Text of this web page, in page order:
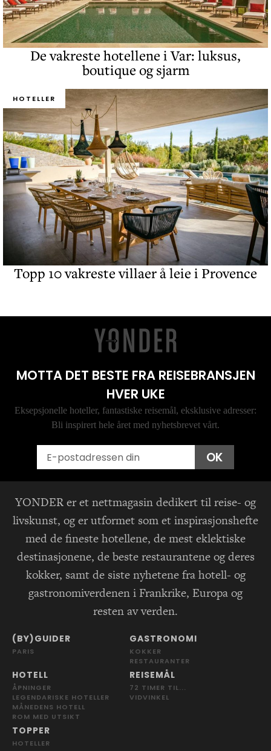
De vakreste hotellene i Var: luksus,
boutique og sjarm
HOTELLER
Topp 10 vakreste villaer å leie i Provence
MOTTA DET BESTE FRA REISEBRANSJEN
HVER UKE
Eksepsjonelle hoteller, fantastiske reisemål, eksklusive adresser:
Bli inspirert hele året med nyhetsbrevet vårt.
OK
YONDER er et nettmagasin dedikert til reise- og
livskunst, og er utformet som et inspirasjonshefte
med de fineste hotellene, de mest eklektiske
destinasjonene, de beste restaurantene og deres
kokker, samt de siste nyhetene fra hotell- og
gastronomiverdenen i Frankrike, Europa og
resten av verden.
(BY)GUIDER
PARIS
GASTRONOMI
KOKKER
RESTAURANTER
HOTELL
ÅPNINGER
LEGENDARISKE HOTELLER
MÅNEDENS HOTELL
ROM MED UTSIKT
REISEMÅL
72 TIMER TIL...
VIDVINKEL
TOPPER
HOTELLER